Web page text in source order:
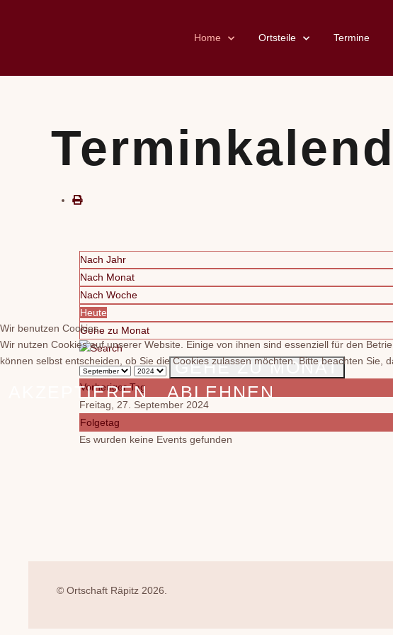
Home Ortsteile Termine
Nach Jahr
Nach Monat
Nach Woche
Heute
Gehe zu Monat
GEHE ZU MONAT
Vorheriger Tag
Freitag, 27. September 2024
Folgetag
Es wurden keine Events gefunden
© Ortschaft Räpitz 2026.
Wir benutzen Cookies
Wir nutzen Cookies auf unserer Website. Einige von ihnen sind essenziell für den
können selbst entscheiden, ob Sie die Cookies zulassen möchten. Bitte beachten
AKZEPTIEREN ABLEHNEN